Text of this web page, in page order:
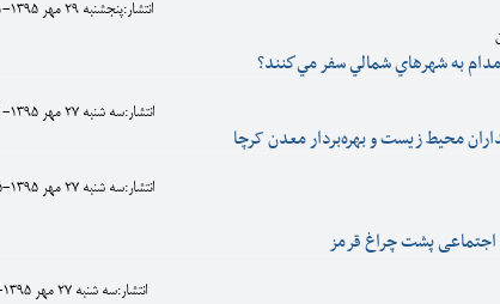
انتشار:پنجشنبه 29 مهر 1395-8:11
مدام به شهرهاي شمالي سفر مي‌كنند؟
انتشار:سه شنبه 27 مهر 1395-9:40
محیط زیست و بهره‌بردار معدن کرچا
انتشار:سه شنبه 27 مهر 1395-9:35
اجتماعی پشت چراغ قرمز
انتشار:سه شنبه 27 مهر 1395-9:4